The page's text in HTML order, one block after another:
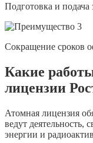
Подготовка и подача
Сокращение сроков
Какие
лицензии
Атомная лицензия
ведут деятельность,
энергии и